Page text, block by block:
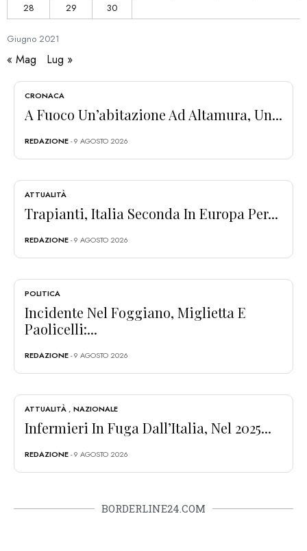
Giugno 2021
28
29 30
« Mag Lug »
CRONACA
A Fuoco Un’abitazione Ad Altamura, Un...
REDAZIONE- 9 AGOSTO 2026
ATTUALITÀ
Trapianti, Italia Seconda In Europa Per...
REDAZIONE- 9 AGOSTO 2026
POLITICA
Incidente Nel Foggiano, Miglietta E
Paolicelli:...
REDAZIONE- 9 AGOSTO 2026
ATTUALITÀ , NAZIONALE
Infermieri In Fuga Dall’Italia, Nel 2025...
REDAZIONE- 9 AGOSTO 2026
BORDERLINE24.COM